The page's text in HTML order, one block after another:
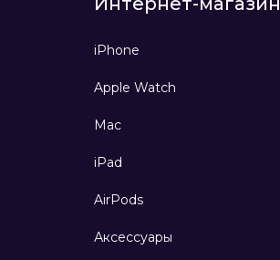
iPhone
Apple Watch
Mac
iPad
AirPods
Аксессуары